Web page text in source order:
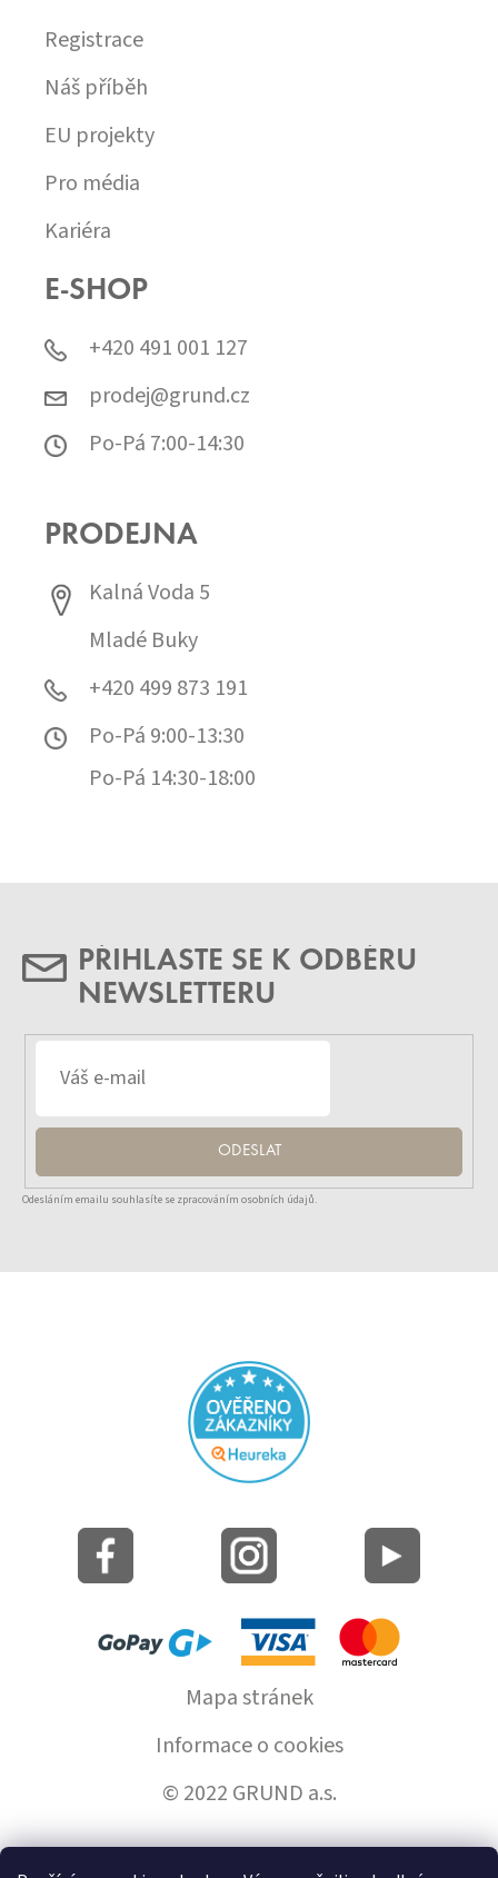
Registrace
Náš příběh
EU projekty
Pro média
Kariéra
E-SHOP
+420 491 001 127
prodej@grund.cz
Po-Pá 7:00-14:30
PRODEJNA
Kalná Voda 5
Mladé Buky
+420 499 873 191
Po-Pá 9:00-13:30
Po-Pá 14:30-18:00
PŘIHLASTE SE K ODBĚRU
NEWSLETTERU
ODESLAT
Odesláním emailu souhlasíte se zpracováním osobních údajů.
Mapa stránek
Informace o cookies
© 2022 GRUND a.s.